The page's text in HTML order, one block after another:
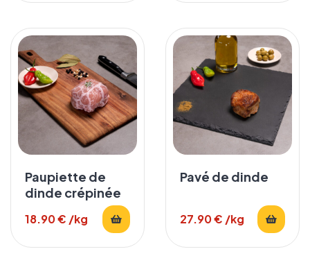
Paupiette de
dinde crépinée
18.90€ /kg
Pavé de dinde
27.90€ /kg